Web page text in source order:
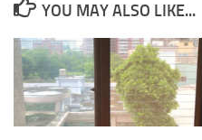
YOU MAY ALSO LIKE...